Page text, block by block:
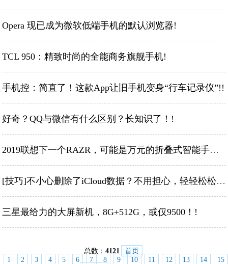
Opera 现已成为微软低端手机的默认浏览器!
TCL 950：精致时尚的全能商务旗舰手机!
手机控：简直了！这款App让旧手机变身“行车记录仪”!!
好奇？QQ与微信有什么区别？长知识了！!
2019联想下一个RAZR，可能是万元的折叠式智能手机！!
[技巧]不小心删除了iCloud数据？不用担心，轻轻松松找回勿删数据！!
三星最给力的大屏新机，8G+512G，或仅9500！!
总数： 4121
首页
1
2 3 4 5 6 7 8 9 10 11 12 13 14
15